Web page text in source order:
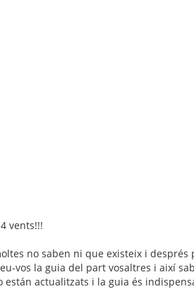
vents!!!
no saben ni que existeix i després
vos la guia del part vosaltres i així
actualitzats i la guia és